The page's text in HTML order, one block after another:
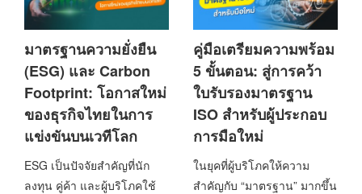
มาตรฐานความยั่งยืน
(ESG) และ Carbon
Footprint: โอกาสใหม่
ของธุรกิจไทยในการ
แข่งขันบนเวทีโลก
ESG เป็นปัจจัยสำคัญที่นัก
ลงทุน คู่ค้า และผู้บริโภคใช้
คู่มือเตรียมความพร้อม
5 ขั้นตอน: สู่การคว้า
ใบรับรองมาตรฐาน
ISO สำหรับผู้ประกอบ
การมือใหม่
ในยุคที่ผู้บริโภคให้ความ
สำคัญกับ “มาตรฐาน” มากขึ้น